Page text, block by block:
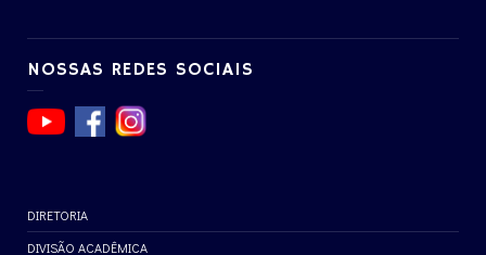
NOSSAS REDES SOCIAIS
DIRETORIA
DIVISÃO ACADÊMICA